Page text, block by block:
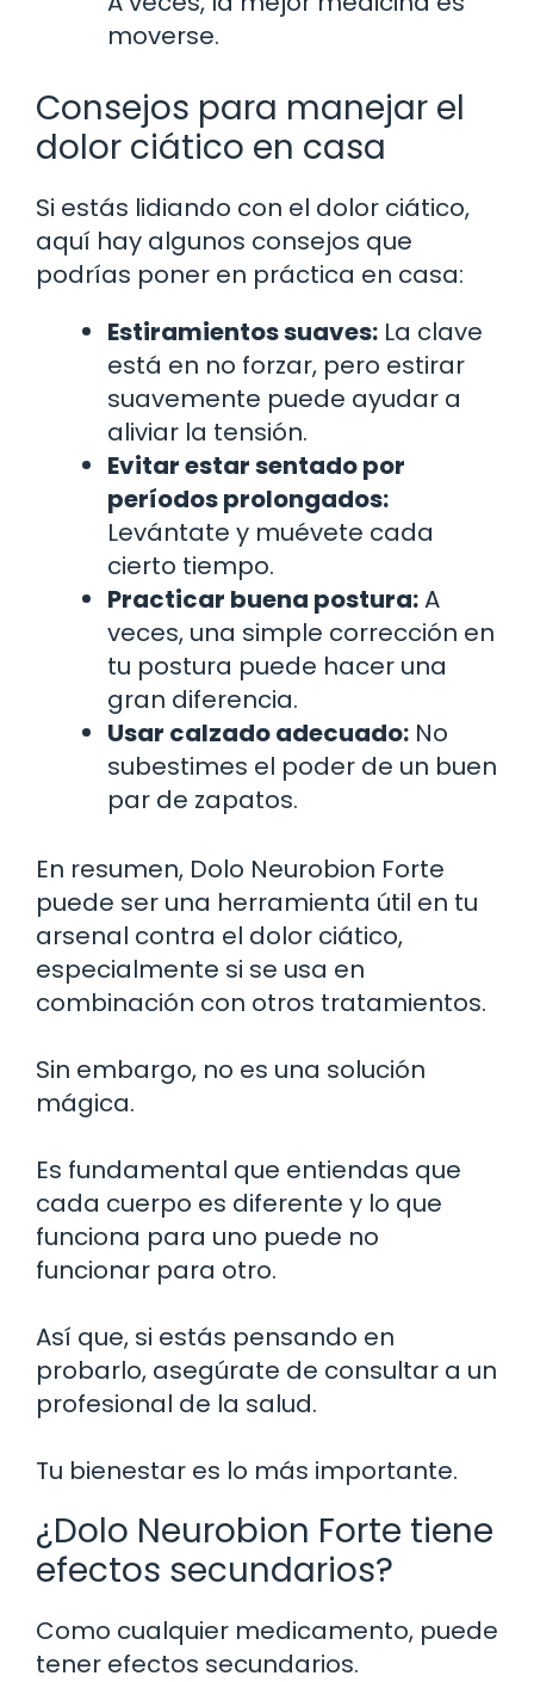
moverse.
Consejos para manejar el
dolor ciático en casa
Si estás lidiando con el dolor ciático,
aquí hay algunos consejos que
podrías poner en práctica en casa:
Estiramientos suaves: La clave
está en no forzar, pero estirar
suavemente puede ayudar a
aliviar la tensión.
Evitar estar sentado por
períodos prolongados:
Levántate y muévete cada
cierto tiempo.
Practicar buena postura:A
veces, una simple corrección en
tu postura puede hacer una
gran diferencia.
Usar calzado adecuado: No
subestimes el poder de un buen
par de zapatos.
En resumen, Dolo Neurobion Forte
puede ser una herramienta útil en tu
arsenal contra el dolor ciático,
especialmente si se usa en
combinación con otros tratamientos.
Sin embargo, no es una solución
mágica.
Es fundamental que entiendas que
cada cuerpo es diferente y lo que
funciona para uno puede no
funcionar para otro.
Así que, si estás pensando en
probarlo, asegúrate de consultar a un
profesional de la salud.
Tu bienestar es lo más importante.
¿Dolo Neurobion Forte tiene
efectos secundarios?
Como cualquier medicamento, puede
tener efectos secundarios.